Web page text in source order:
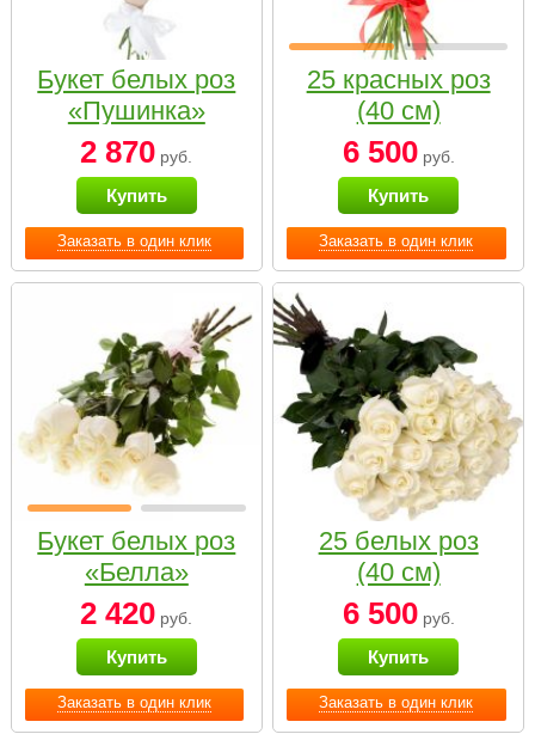
Заказать в один клик
Букет белых роз
«Пушинка»
2 870 руб.
Купить
Заказать в один клик
25 красных роз
(40 см)
6 500руб.
Купить
Заказать в один клик
Букет белых роз
«Белла»
2 420 руб.
Купить
Заказать в один клик
25 белых роз
(40 см)
6 500руб.
Купить